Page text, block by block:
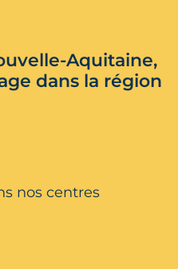
Aquitaine,
dans la région
nos centres